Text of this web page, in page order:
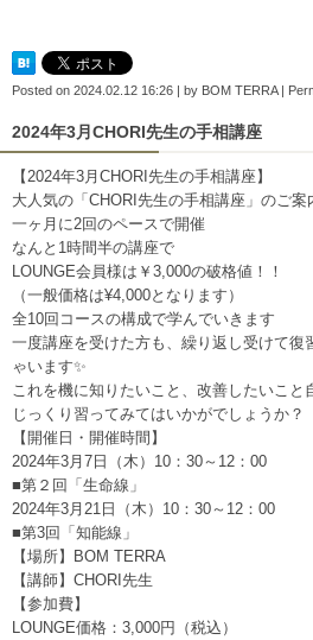
Posted on 2024.02.12 16:26 | by BOM TERRA|
2024年3月CHORI先生の手相講座
【2024年3月 CHORI先生の手相講座】
大人気の「CHORI先生の手相講座」のご案
一ヶ月に2回のペースで開催
なんと1時間半の講座で
LOUNGE会員様は￥3,000の破格値！！
（一般価格は¥4,000となります）
全10回コースの構成で学んでいきます
一度講座を受けた方も、繰り返し受けて復
ゃいます✨
これを機に知りたいこと、改善したいこと
じっくり習ってみてはいかがでしょうか？
【開催日・開催時間】
2024年3月7日（木）10：30～12：00
■第２回「生命線」
2024年3月21日（木）10：30～12：00
■第3回「知能線」
【場所】BOM TERRA
【講師】CHORI先生
【参加費】
LOUNGE価格：3,000円（税込）